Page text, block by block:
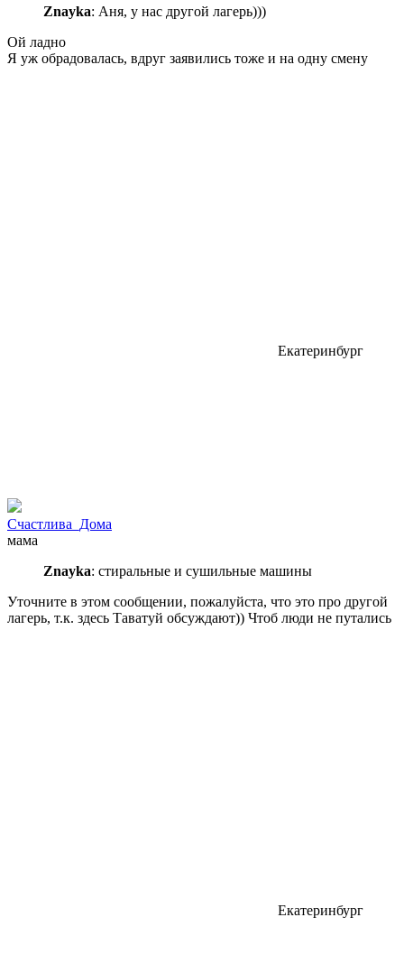
Znayka: Аня, у нас другой лагерь)))
Ой ладно
Я уж обрадовалась, вдруг заявились тоже и на одну смену
Екатеринбург
Счастлива_Дома
мама
Znayka: стиральные и сушильные машины
Уточните в этом сообщении, пожалуйста, что это про другой
лагерь, т.к. здесь Таватуй обсуждают)) Чтоб люди не путались
Екатеринбург